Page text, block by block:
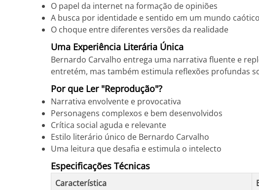
O papel da internet na formação de opiniões
A busca por identidade e sentido em um mundo caótico
O choque entre diferentes versões da realidade
Uma Experiência Literária Única
Bernardo Carvalho entrega uma narrativa fluente e
entretém, mas também estimula reflexões profundas
Por que Ler "Reprodução"?
Narrativa envolvente e provocativa
Personagens complexos e bem desenvolvidos
Crítica social aguda e relevante
Estilo literário único de Bernardo Carvalho
Uma leitura que desafia e estimula o intelecto
Especificações Técnicas
Característica